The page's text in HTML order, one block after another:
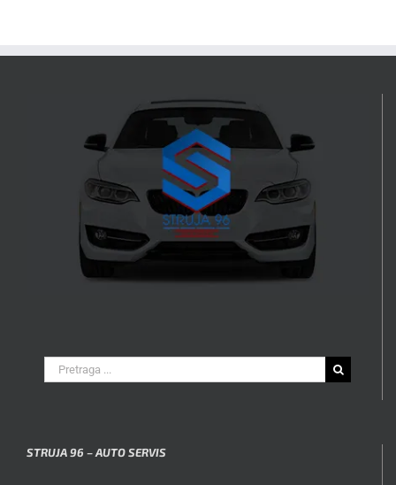
Search
for:
STRUJA 96 – AUTO SERVIS